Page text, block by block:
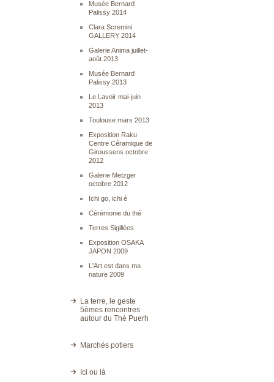
Musée Bernard
Palissy 2014
Clara Scremini
GALLERY 2014
Galerie Anima juillet-
août 2013
Musée Bernard
Palissy 2013
Le Lavoir mai-juin
2013
Toulouse mars 2013
Exposition Raku
Centre Céramique de
Giroussens octobre
2012
Galerie Metzger
octobre 2012
Ichi go, ichi é
Cérémonie du thé
Terres Sigillées
Exposition OSAKA
JAPON 2009
L'Art est dans ma
nature 2009
La terre, le geste
5èmes rencontres
autour du Thé Puerh
Marchés potiers
Ici ou là